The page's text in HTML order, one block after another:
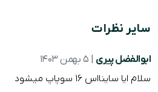
سایر نظرات
ابوالفضل پیری
سلام ایا ساینااس ۱۶ سوپاپ میشود